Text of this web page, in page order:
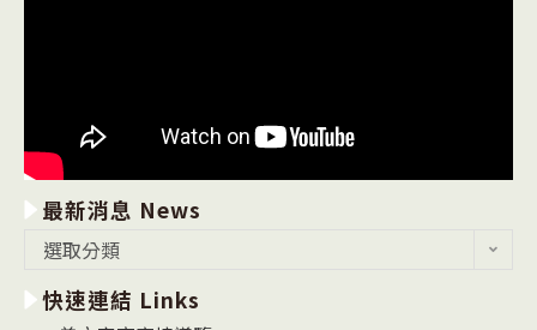
最新消息 News
消
選取分類
快速連結 Links